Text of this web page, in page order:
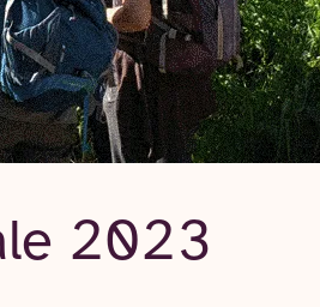
2023